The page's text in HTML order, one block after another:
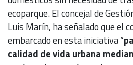
ecoparque. El concejal de
Luis Marín, ha señalado que el
embarcado en esta iniciativa “
calidad de vida urbana